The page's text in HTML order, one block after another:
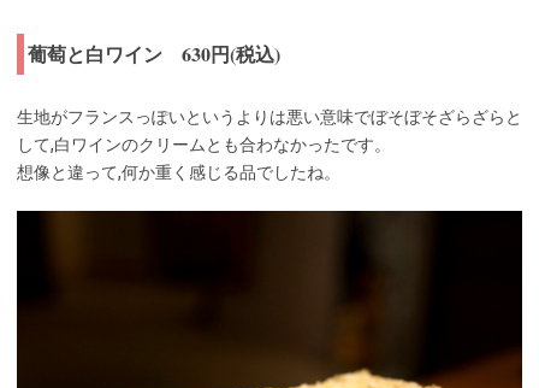
葡萄と白ワイン 630円(税込)
生地がフランスっぽいというよりは悪い意味でぼそぼそざらざらと
して,白ワインのクリームとも合わなかったです。
想像と違って,何か重く感じる品でしたね。